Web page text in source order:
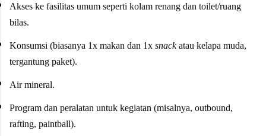
Akses ke fasilitas umum seperti kolam renang dan toilet/ruang
bilas.
Konsumsi (biasanya 1x makan dan 1x snackatau kelapa muda,
tergantung paket).
Air mineral.
Program dan peralatan untuk kegiatan (misalnya, outbound,
rafting, paintball).